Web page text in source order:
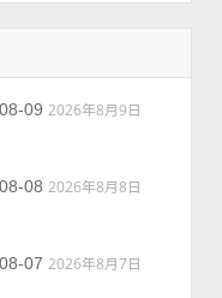
09 2026年8月9日
08 2026年8月8日
07 2026年8月7日